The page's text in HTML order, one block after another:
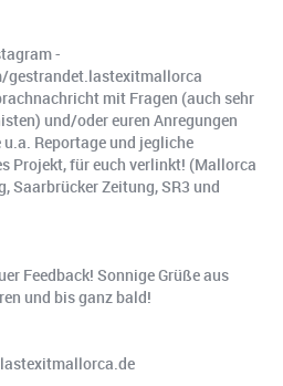
-
mit Fragen (auch sehr
und/oder euren Anregungen
Reportage und jegliche
Projekt, für euch verlinkt! (Mallorca
Saarbrücker Zeitung, SR3 und
Feedback! Sonnige Grüße aus
und bis ganz bald!